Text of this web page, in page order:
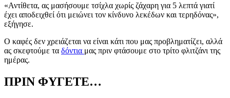
«Αντίθετα, ας μασήσουμε τσίχλα χωρίς ζάχαρη για 5 λεπτά γιατί
έχει αποδειχθεί ότι μειώνει τον κίνδυνο λεκέδων και τερηδόνας»,
εξήγησε.
Ο καφές δεν χρειάζεται να είναι κάτι που μας προβληματίζει, αλλά
ας σκεφτούμε τα δόντια μας πριν φτάσουμε στο τρίτο φλιτζάνι της
ημέρας.
ΠΡΙΝ ΦΥΓΕΤΕ…